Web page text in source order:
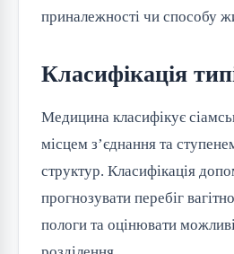
приналежності чи способу
Класифікація
Медицина класифікує
місцем з’єднання та
структур. Класифікація
прогнозувати перебіг
пологи та оцінювати